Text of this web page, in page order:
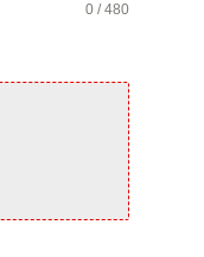
0 / 480